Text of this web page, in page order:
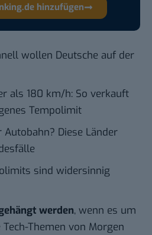
hinzufügen
wollen Deutsche auf der
als 180 km/h: So verkauft
Tempolimit
Diese Länder
sind widersinnig
werden, wenn es um
Tech-Themen von Morgen